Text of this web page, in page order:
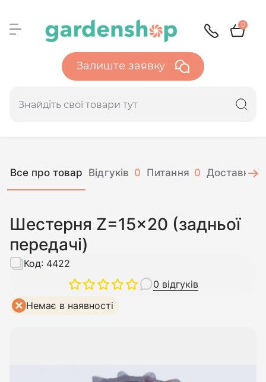
0
Залиште заявку
Все про товар Відгуків 0 Питання 0 Доставка і
Шестерня Z=15x20 (задньої
передачі)
0 відгуків
Код: 4422
Немає в наявності